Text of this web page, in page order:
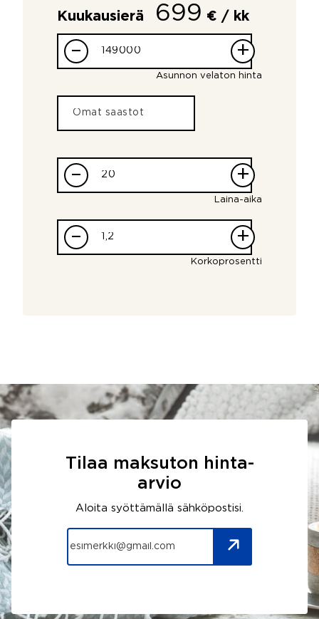
Kuukausierä 699 € / kk
– +
Asunnon velaton hinta
– +
Laina-aika
– +
Korkoprosentti
Tilaa maksuton hinta-
arvio
Aloita syöttämällä sähköpostisi.